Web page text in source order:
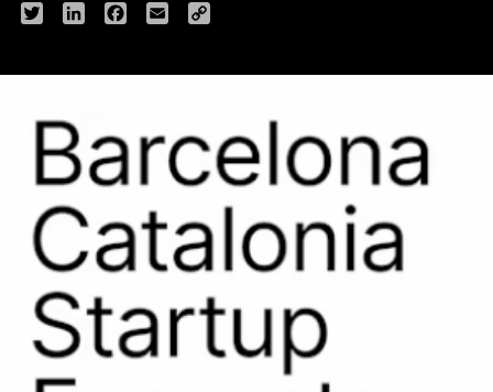
Twitter LinkedInFacebook
Email